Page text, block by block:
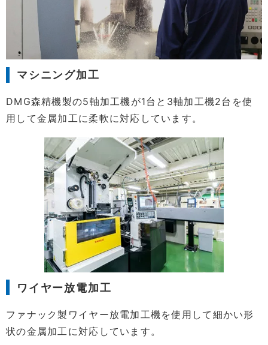
マシニング加工
DMG森精機製の5軸加工機が1台と3軸加工機2台を使
用して金属加工に柔軟に対応しています。
ワイヤー放電加工
ファナック製ワイヤー放電加工機を使用して細かい形
状の金属加工に対応しています。